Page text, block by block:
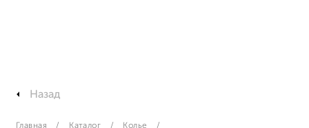
Назад
Главная Каталог Колье